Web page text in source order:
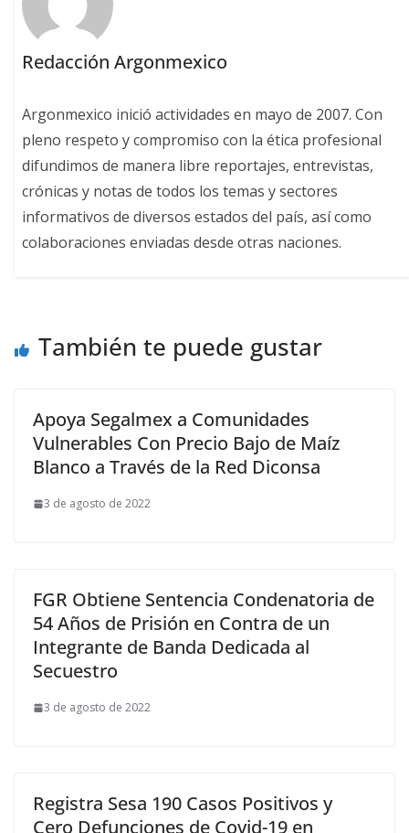
Redacción Argonmexico
Argonmexico inició actividades en mayo de 2007. Con
pleno respeto y compromiso con la ética profesional
difundimos de manera libre reportajes, entrevistas,
crónicas y notas de todos los temas y sectores
informativos de diversos estados del país, así como
colaboraciones enviadas desde otras naciones.
También te puede gustar
Apoya Segalmex a Comunidades
Vulnerables Con Precio Bajo de Maíz
Blanco a Través de la Red Diconsa
3 de agosto de 2022
FGR Obtiene Sentencia Condenatoria de
54 Años de Prisión en Contra de un
Integrante de Banda Dedicada al
Secuestro
3 de agosto de 2022
Registra Sesa 190 Casos Positivos y
Cero Defunciones de Covid-19 en